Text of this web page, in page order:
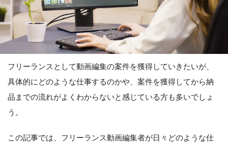
フリーランスとして動画編集の案件を獲得していきたいが、
具体的にどのような仕事するのかや、案件を獲得してから納
品までの流れがよくわからないと感じている方も多いでしょ
う。
この記事では、フリーランス動画編集者が日々どのような仕